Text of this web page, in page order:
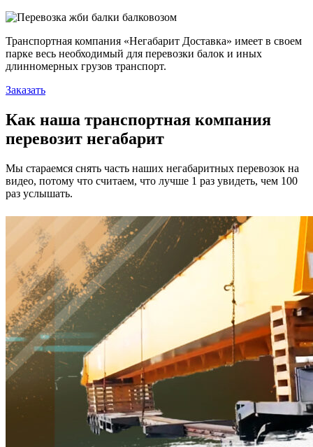
Транспортная компания «Негабарит Доставка» имеет в своем
парке весь необходимый для перевозки балок и иных
длинномерных грузов транспорт.
Заказать
Как наша транспортная компания
перевозит негабарит
Мы стараемся снять часть наших негабаритных перевозок на
видео, потому что считаем, что лучше 1 раз увидеть, чем 100
раз услышать.